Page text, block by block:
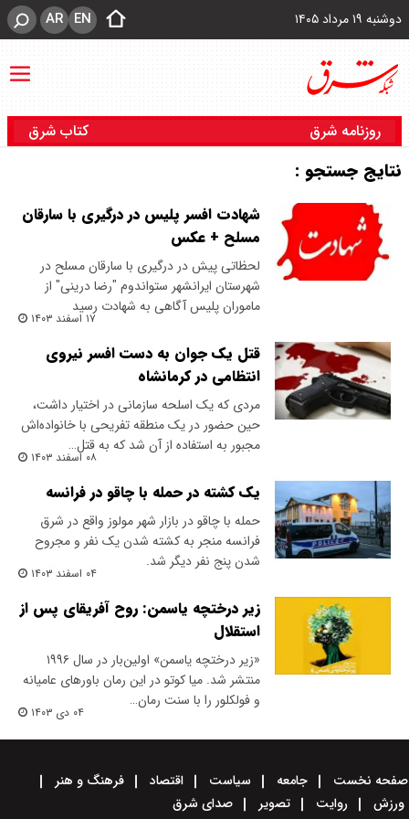
دوشنبه ۱۹ مرداد ۱۴۰۵ EN
AR
روزنامه شرق کتاب شرق
نتایج جستجو :
شهادت افسر پلیس در درگیری با سارقان
مسلح + عکس
لحظاتی پیش در درگیری با سارقان مسلح در
شهرستان ایرانشهر ستواندوم "رضا درینی" از
ماموران پلیس آگاهی به شهادت رسید
۱۷ اسفند ۱۴۰۳
قتل یک جوان به دست افسر نیروی
انتظامی در کرمانشاه
مردی که یک اسلحه سازمانی در اختیار داشت،
حین حضور در یک منطقه تفریحی با خانواده‌اش
مجبور به استفاده از آن شد که به قتل…
۰۸ اسفند ۱۴۰۳
یک کشته در حمله با چاقو در فرانسه
حمله با چاقو در بازار شهر مولوز واقع در شرق
فرانسه منجر به کشته شدن یک نفر و مجروح
شدن پنج نفر دیگر شد.
۰۴ اسفند ۱۴۰۳
زیر درختچه یاسمن: روح آفریقای پس از
استقلال
«زیر درختچه یاسمن» اولین‌بار در سال ۱۹۹۶
منتشر شد. میا کوتو در این رمان باورهای عامیانه
و فولکلور را با سنت رمان…
۰۴ دی ۱۴۰۳
صفحه نخست جامعه سیاست اقتصاد
فرهنگ و هنر
ورزش
روایت تصویر صدای شرق